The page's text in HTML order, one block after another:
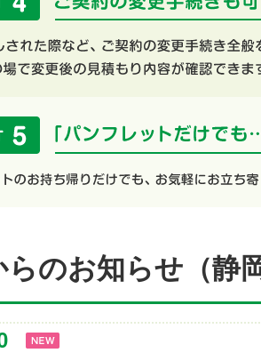
らのお知らせ（静